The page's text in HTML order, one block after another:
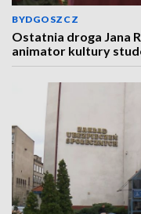
BYDGOSZCZ
Ostatnia droga Jana
animator kultury